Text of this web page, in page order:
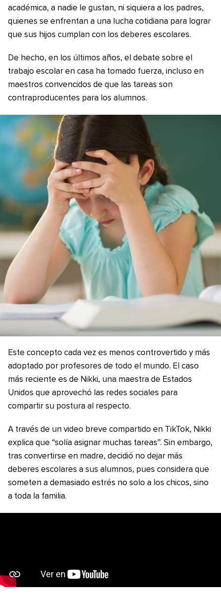
académica, a nadie le gustan, ni siquiera a los padres,
quienes se enfrentan a una lucha cotidiana para lograr
que sus hijos cumplan con los deberes escolares.
De hecho, en los últimos años, el debate sobre el
trabajo escolar en casa ha tomado fuerza, incluso en
maestros convencidos de que las tareas son
contraproducentes para los alumnos.
Este concepto cada vez es menos controvertido y más
adoptado por profesores de todo el mundo. El caso
más reciente es de Nikki, una maestra de Estados
Unidos que aprovechó las redes sociales para
compartir su postura al respecto.
A través de un video breve compartido en TikTok, Nikki
explica que “solía ​​​​asignar muchas tareas”. Sin embargo,
tras convertirse en madre, decidió no dejar más
deberes escolares a sus alumnos, pues considera que
someten a demasiado estrés no solo a los chicos, sino
a toda la familia.